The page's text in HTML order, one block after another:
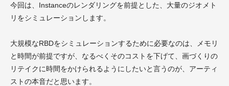
今回は、Instanceのレンダリングを前提とした、大量のジオメト
リをシミュレーションします。
大規模なRBDをシミュレーションするために必要なのは、メモリ
と時間が前提ですが、なるべくそのコストを下げて、画づくりの
リテイクに時間をかけられるようにしたいと言うのが、アーティ
ストの本音だと思います。